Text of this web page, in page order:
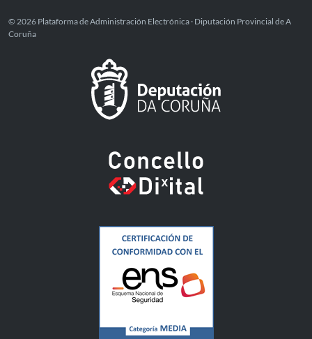
© 2026 Plataforma de Administración Electrónica · Diputación Provincial de A
Coruña